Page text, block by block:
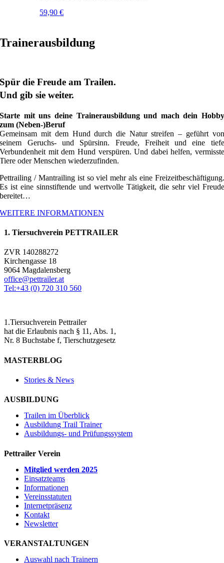
59,90€
Trainerausbildung
Spür die Freude am Trailen.
Und gib sie weiter.
Starte mit uns deine Trainerausbildung und mach dein Hobby
zum (Neben-)Beruf
Gemeinsam mit dem Hund durch die Natur streifen – geführt von
seinem Geruchs- und Spürsinn. Freude, Freiheit und eine tiefe
Verbundenheit mit dem Hund verspüren. Und dabei helfen, vermisste
Tiere oder Menschen wiederzufinden.
Pettrailing / Mantrailing ist so viel mehr als eine Freizeitbeschäftigung.
Es ist eine sinnstiftende und wertvolle Tätigkeit, die sehr viel Freude
bereitet…
WEITERE INFORMATIONEN
1. Tiersuchverein PETTRAILER
ZVR 140288272
Kirchengasse 18
9064 Magdalensberg
office@pettrailer.at
Tel:+43 (0) 720 310 560
1.Tiersuchverein Pettrailer
hat die Erlaubnis nach § 11, Abs. 1,
Nr. 8 Buchstabe f, Tierschutzgesetz
MASTERBLOG
Stories & News
AUSBILDUNG
Trailen im Überblick
Ausbildung Trail Trainer
Ausbildungs- und Prüfungssystem
Pettrailer Verein
Mitglied werden 2025
Einsatzteams
Informationen
Vereinsstatuten
Internetpräsenz
Kontakt
Newsletter
VERANSTALTUNGEN
Auswahl nach Trainern